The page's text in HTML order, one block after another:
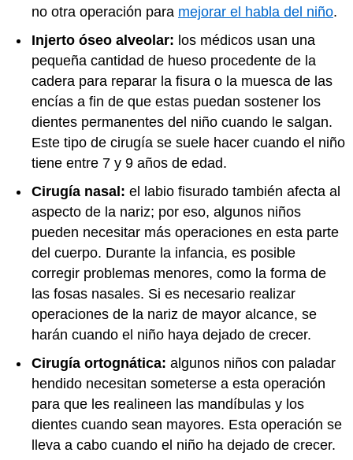
no otra operación para mejorar el habla del niño.
Injerto óseo alveolar: los médicos usan una
pequeña cantidad de hueso procedente de la
cadera para reparar la fisura o la muesca de las
encías a fin de que estas puedan sostener los
dientes permanentes del niño cuando le salgan.
Este tipo de cirugía se suele hacer cuando el niño
tiene entre 7 y 9 años de edad.
Cirugía nasal: el labio fisurado también afecta al
aspecto de la nariz; por eso, algunos niños
pueden necesitar más operaciones en esta parte
del cuerpo. Durante la infancia, es posible
corregir problemas menores, como la forma de
las fosas nasales. Si es necesario realizar
operaciones de la nariz de mayor alcance, se
harán cuando el niño haya dejado de crecer.
Cirugía ortognática: algunos niños con paladar
hendido necesitan someterse a esta operación
para que les realineen las mandíbulas y los
dientes cuando sean mayores. Esta operación se
lleva a cabo cuando el niño ha dejado de crecer.